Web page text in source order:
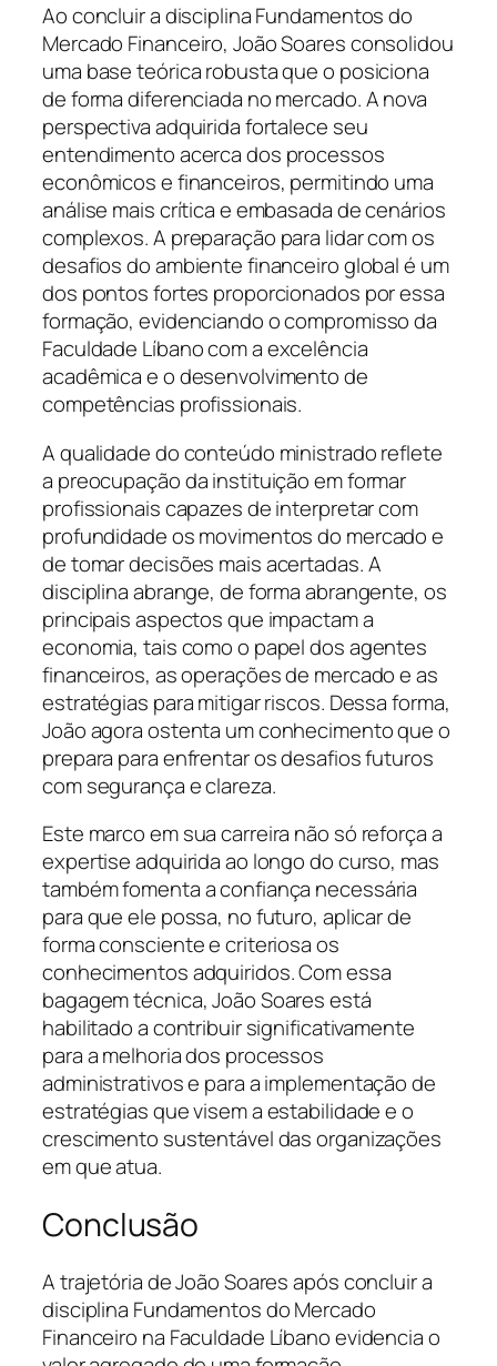
Ao concluir a disciplina Fundamentos do
Mercado Financeiro, João Soares consolidou
uma base teórica robusta que o posiciona
de forma diferenciada no mercado. A nova
perspectiva adquirida fortalece seu
entendimento acerca dos processos
econômicos e financeiros, permitindo uma
análise mais crítica e embasada de cenários
complexos. A preparação para lidar com os
desafios do ambiente financeiro global é um
dos pontos fortes proporcionados por essa
formação, evidenciando o compromisso da
Faculdade Líbano com a excelência
acadêmica e o desenvolvimento de
competências profissionais.
A qualidade do conteúdo ministrado reflete
a preocupação da instituição em formar
profissionais capazes de interpretar com
profundidade os movimentos do mercado e
de tomar decisões mais acertadas. A
disciplina abrange, de forma abrangente, os
principais aspectos que impactam a
economia, tais como o papel dos agentes
financeiros, as operações de mercado e as
estratégias para mitigar riscos. Dessa forma,
João agora ostenta um conhecimento que o
prepara para enfrentar os desafios futuros
com segurança e clareza.
Este marco em sua carreira não só reforça a
expertise adquirida ao longo do curso, mas
também fomenta a confiança necessária
para que ele possa, no futuro, aplicar de
forma consciente e criteriosa os
conhecimentos adquiridos. Com essa
bagagem técnica, João Soares está
habilitado a contribuir significativamente
para a melhoria dos processos
administrativos e para a implementação de
estratégias que visem a estabilidade e o
crescimento sustentável das organizações
em que atua.
Conclusão
A trajetória de João Soares após concluir a
disciplina Fundamentos do Mercado
Financeiro na Faculdade Líbano evidencia o